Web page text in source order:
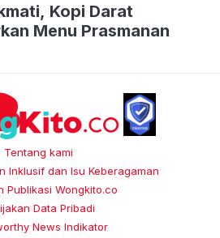
Kopi Darat
Menu Prasmanan
Tentang kami
Inklusif dan Isu Keberagaman
Publikasi Wongkito.co
Data Pribadi
News Indikator